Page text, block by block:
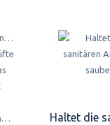
Haltet die